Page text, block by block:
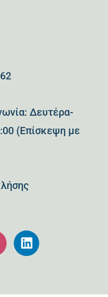
Δευτέρα-
(Επίσκεψη με